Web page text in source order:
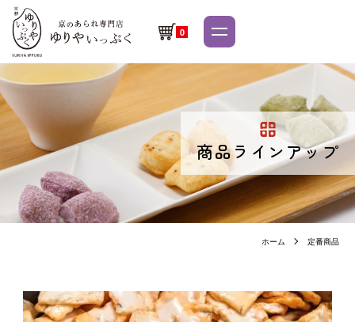
0
商品ラインアップ
ホーム 定番商品